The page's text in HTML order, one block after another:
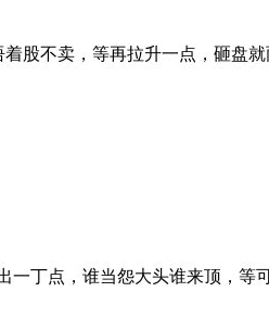
股不卖，等再拉升一点，砸盘就
丁点，谁当怨大头谁来顶，等